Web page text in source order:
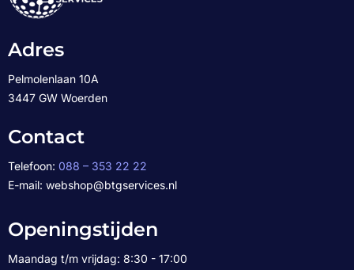
Adres
Pelmolenlaan 10A
3447 GW Woerden
Contact
Telefoon: 088 – 353 22 22
E-mail: webshop@btgservices.nl
Openingstijden
Maandag t/m vrijdag: 8:30 - 17:00